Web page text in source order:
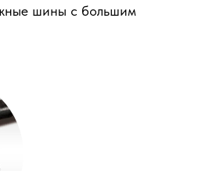
шины с большим